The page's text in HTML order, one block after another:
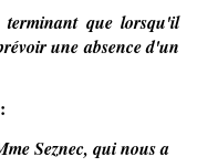
que lorsqu'il
une absence d'un
Seznec, qui nous a